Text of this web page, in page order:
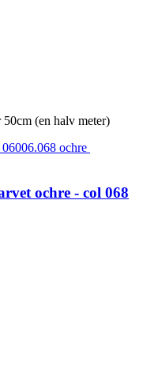
(en halv meter)
ochre - col 068